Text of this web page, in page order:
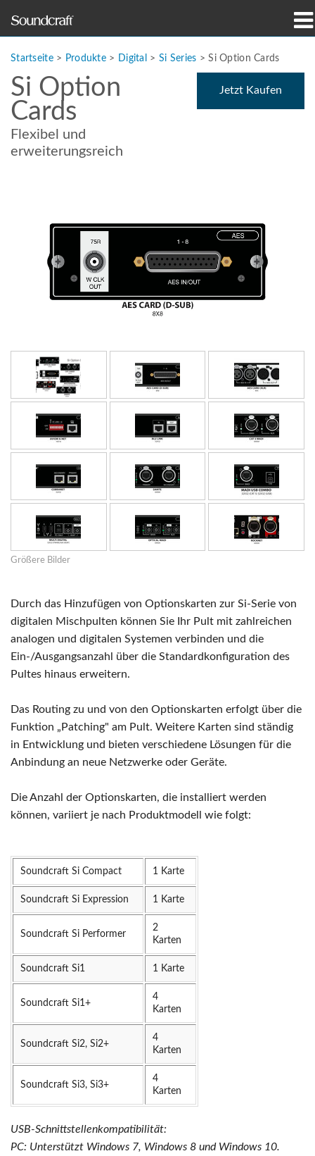
Fallstudien und Nachrichten
Wo zu kaufen
Schulungen
Unsere Geschichte
Sprache/Region
Startseite> Produkte > Digital > Si Series >Si Option Cards
Si Option
Cards
Flexibel und
erweiterungsreich
Jetzt Kaufen
Größere Bilder
Durch das Hinzufügen von Optionskarten zur Si-Serie von
digitalen Mischpulten können Sie Ihr Pult mit zahlreichen
analogen und digitalen Systemen verbinden und die
Ein-/Ausgangsanzahl über die Standardkonfiguration des
Pultes hinaus erweitern.
Das Routing zu und von den Optionskarten erfolgt über die
Funktion „Patching" am Pult. Weitere Karten sind ständig
in Entwicklung und bieten verschiedene Lösungen für die
Anbindung an neue Netzwerke oder Geräte.
Die Anzahl der Optionskarten, die installiert werden
können, variiert je nach Produktmodell wie folgt:
Soundcraft Si Compact 1 Karte
Soundcraft Si Expression 1 Karte
Soundcraft Si Performer
2
Karten
Soundcraft Si1 1 Karte
Soundcraft Si1+
4
Karten
Soundcraft Si2, Si2+
4
Karten
Soundcraft Si3, Si3+
4
Karten
USB-Schnittstellenkompatibilität:
PC: Unterstützt Windows 7, Windows 8 und Windows 10.